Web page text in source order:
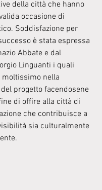
della città che hanno
occasione di
Soddisfazione per
è stata espressa
Abbate e dal
Linguanti i quali
nella
progetto facendosene
di offire alla città di
che contribuisce a
sia culturalmente